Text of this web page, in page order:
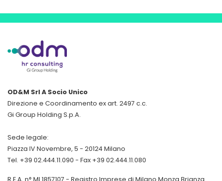
OD&M Srl A Socio Unico
Direzione e Coordinamento ex art. 2497 c.c.
Gi Group Holding S.p.A.
Sede legale:
Piazza IV Novembre, 5 - 20124 Milano
Tel. +39 02.444.11.090 - Fax +39 02.444.11.080
R.E.A. n° MI 1857107 - Registro Imprese di Milano Monza Brianza